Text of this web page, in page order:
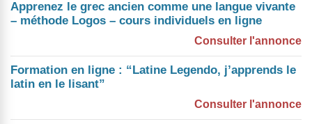
Apprenez le grec ancien comme une langue vivante
– méthode Logos – cours individuels en ligne
Consulter l'annonce
Formation en ligne : “Latine Legendo, j’apprends le
latin en le lisant”
Consulter l'annonce